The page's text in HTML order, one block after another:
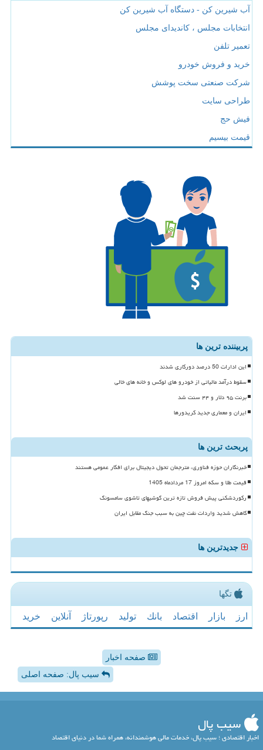
آب شیرین کن - دستگاه آب شیرین کن
انتخابات مجلس ، کاندیدای مجلس
تعمیر تلفن
خرید و فروش خودرو
شرکت صنعتی سخت پوشش
طراحی سایت
فیش حج
قیمت بیسیم
پربیننده ترین ها
این ادارات 50 درصد دورکاری شدند
سقوط درآمد مالیاتی از خودرو های لوکس و خانه های خالی
برنت ۹۵ دلار و ۴۴ سنت شد
ایران و معماری جدید کریدورها
پربحث ترین ها
خبرنگاران حوزه فناوری، مترجمان تحول دیجیتال برای افکار عمومی هستند
قیمت طلا و سکه امروز 17 مردادماه 1405
رکوردشکنی پیش فروش تازه ترین گوشیهای تاشوی سامسونگ
کاهش شدید واردات نفت چین به سبب جنگ مقابل ایران
جدیدترین ها
تگها
ارز بازار اقتصاد بانك تولید رپورتاژ آنلاین خرید
صفحه اخبار
سیب پال: صفحه اصلی
سیب پال
اخبار اقتصادی ؛ سیب پال، خدمات مالی هوشمندانه، همراه شما در دنیای اقتصاد